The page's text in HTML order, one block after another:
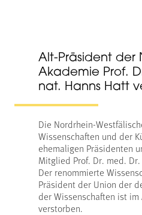
Alt-Präsident der
Akademie Prof.
nat. Hanns Hatt
Die Nordrhein-
Wissenschaften und der
ehemaligen Präsidenten
Mitglied Prof. Dr. med.
Der renommierte
Präsident der Union der
der Wissenschaften ist im
verstorben.